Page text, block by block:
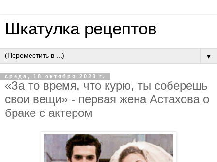
Шкатулка рецептов
▼
среда, 18 октября 2023 г.
«За то время, что курю, ты соберешь
свои вещи» - первая жена Астахова о
браке с актером